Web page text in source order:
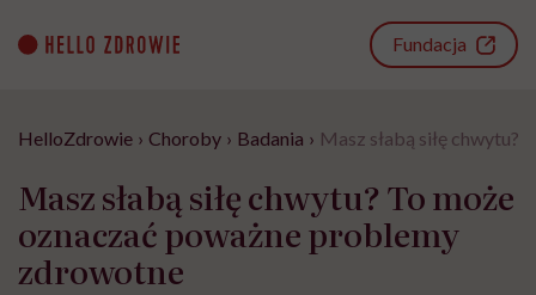
content
Fundacja
HelloZdrowie › Choroby › Badania › Masz słabą siłę chwytu?
Masz słabą siłę chwytu? To może
oznaczać poważne problemy
zdrowotne